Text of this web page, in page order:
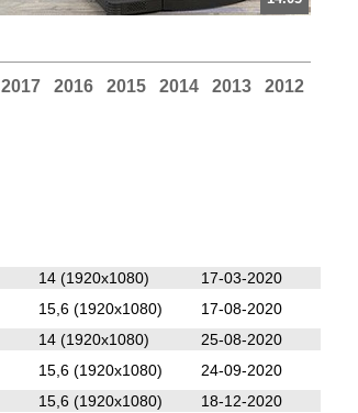
2017 2016 2015 2014 2013
2012
14 (1920x1080)
17-03-2020
15,6 (1920x1080)
17-08-2020
14 (1920x1080)
25-08-2020
15,6 (1920x1080)
24-09-2020
15,6 (1920x1080)
18-12-2020